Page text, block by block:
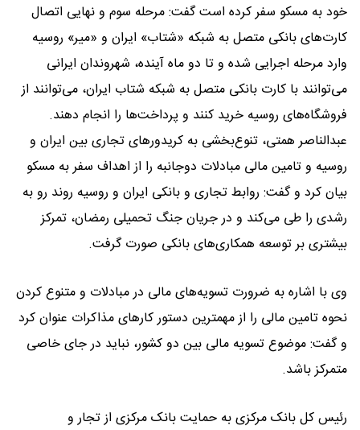
خود به مسکو سفر کرده است گفت: مرحله سوم و نهایی اتصال
کارت‌های بانکی متصل به شبکه «شتاب» ایران و «میر» روسیه
وارد مرحله اجرایی شده و تا دو ماه آینده، شهروندان ایرانی
می‌توانند با کارت بانکی متصل به شبکه شتاب ایران، می‌توانند از
فروشگاه‌های روسیه خرید کنند و پرداخت‌ها را انجام دهند.
عبدالناصر همتی، تنوع‌بخشی به کریدورهای تجاری بین ایران و
روسیه و تامین مالی مبادلات دوجانبه را از اهداف سفر به مسکو
بیان کرد و گفت: روابط تجاری و بانکی ایران و روسیه روند رو به
رشدی را طی می‌کند و در جریان جنگ تحمیلی رمضان، تمرکز
بیشتری بر توسعه همکاری‌های بانکی صورت گرفت.
وی با اشاره به ضرورت تسویه‌های مالی در مبادلات و متنوع کردن
نحوه تامین مالی را از مهمترین دستور کارهای مذاکرات عنوان کرد
و گفت: موضوع تسویه مالی بین دو کشور، نباید در جای خاصی
متمرکز باشد.
رئیس کل بانک مرکزی به حمایت بانک مرکزی از تجار و